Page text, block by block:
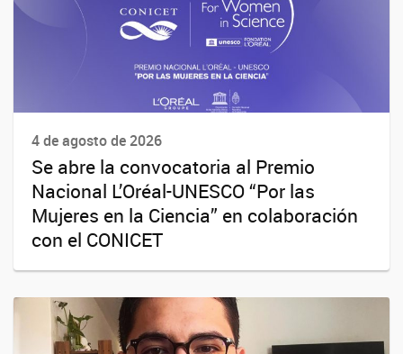
4 de agosto de 2026
Se abre la convocatoria al Premio
Nacional L’Oréal-UNESCO “Por las
Mujeres en la Ciencia” en colaboración
con el CONICET